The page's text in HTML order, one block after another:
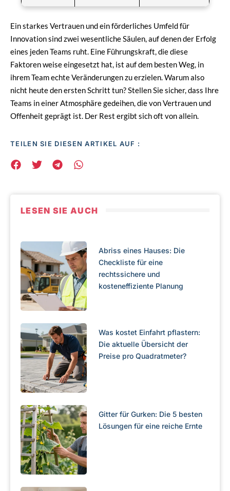
Ein starkes Vertrauen und ein förderliches Umfeld für
Innovation sind zwei wesentliche Säulen, auf denen der Erfolg
eines jeden Teams ruht. Eine Führungskraft, die diese
Faktoren weise eingesetzt hat, ist auf dem besten Weg, in
ihrem Team echte Veränderungen zu erzielen. Warum also
nicht heute den ersten Schritt tun? Stellen Sie sicher, dass Ihre
Teams in einer Atmosphäre gedeihen, die von Vertrauen und
Offenheit geprägt ist. Der Rest ergibt sich oft von allein.
TEILEN SIE DIESEN ARTIKEL AUF :
LESEN SIE AUCH
Abriss eines Hauses: Die
Checkliste für eine
rechtssichere und
kosteneffiziente Planung
Was kostet Einfahrt pflastern:
Die aktuelle Übersicht der
Preise pro Quadratmeter?
Gitter für Gurken: Die 5 besten
Lösungen für eine reiche Ernte